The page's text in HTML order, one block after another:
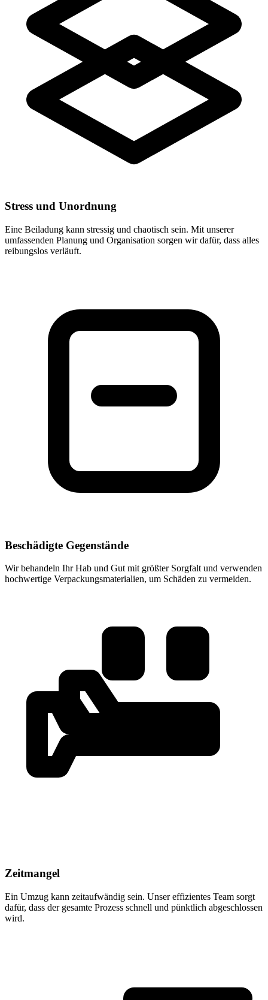
Stress und Unordnung
Eine Beiladung kann stressig und chaotisch sein. Mit unserer
umfassenden Planung und Organisation sorgen wir dafür, dass alles
reibungslos verläuft.
Beschädigte Gegenstände
Wir behandeln Ihr Hab und Gut mit größter Sorgfalt und verwenden
hochwertige Verpackungsmaterialien, um Schäden zu vermeiden.
Zeitmangel
Ein Umzug kann zeitaufwändig sein. Unser effizientes Team sorgt
dafür, dass der gesamte Prozess schnell und pünktlich abgeschlossen
wird.